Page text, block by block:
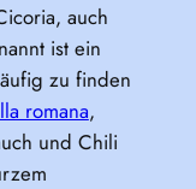
auch
ist ein
zu finden
romana,
und Chili